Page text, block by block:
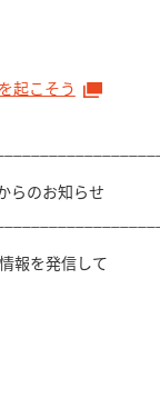
起こそう
らのお知らせ
報を発信して